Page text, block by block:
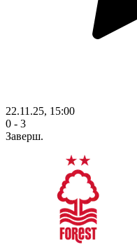
22.11.25, 15:00
0 - 3
Заверш.